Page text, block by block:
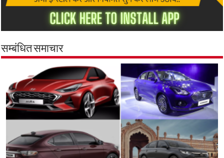
सम्बंधित समाचार